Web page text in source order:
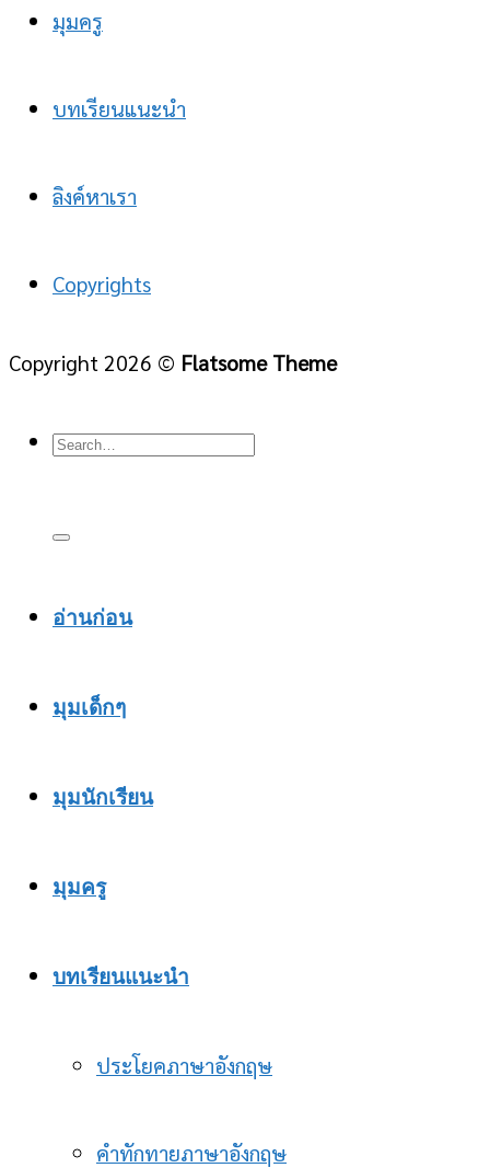
มุมครู
บทเรียนแนะนำ
ลิงค์หาเรา
Copyrights
Copyright 2026 © Flatsome Theme
อ่านก่อน
มุมเด็กๆ
มุมนักเรียน
มุมครู
บทเรียนแนะนำ
ประโยคภาษาอังกฤษ
คำทักทายภาษาอังกฤษ